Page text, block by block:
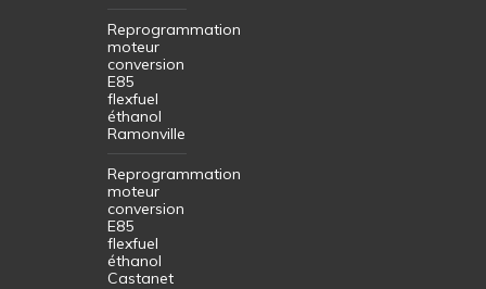
Reprogrammation
moteur
conversion
E85
flexfuel
éthanol
Ramonville
Reprogrammation
moteur
conversion
E85
flexfuel
éthanol
Castanet